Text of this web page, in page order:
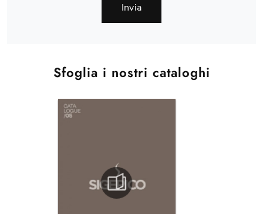
Sfoglia i nostri cataloghi
Invia